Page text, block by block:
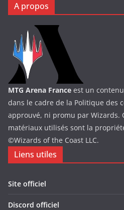
A propos
MTG Arena France est un
dans le cadre de la Politique des
approuvé, ni promu par Wizards.
matériaux utilisés sont la
©Wizards of the Coast LLC.
Liens utiles
Site officiel
Discord officiel